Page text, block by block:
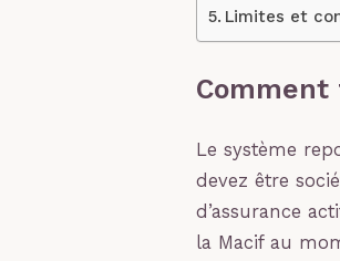
Limites et
Comment
Le système
devez être
d’assurance
la Macif au